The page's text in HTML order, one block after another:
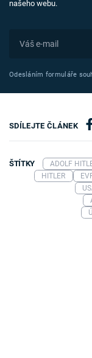
našeho webu.
Odesláním formuláře
SDÍLEJTE ČLÁNEK
ŠTÍTKY ADOLF
HITLER